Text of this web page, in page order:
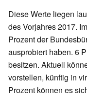
Diese Werte liegen
des Vorjahres 2017.
Prozent der
ausprobiert haben. 6
besitzen. Aktuell
vorstellen, künftig in
Prozent können es